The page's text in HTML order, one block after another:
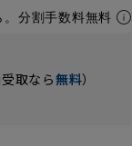
。分割手数料無料
取なら無料）